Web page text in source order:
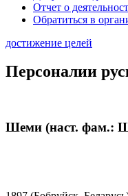
Отчет о
Обратиться в
достижение целей
Персоналии
Шеми (наст. фам.: